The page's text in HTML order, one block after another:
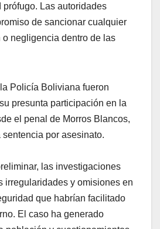
prófugo. Las autoridades
de sancionar cualquier
o negligencia dentro de las
Policía Boliviana fueron
presunta participación en la
el penal de Morros Blancos,
por asesinato.
las investigaciones
irregularidades y omisiones en
que habrían facilitado
El caso ha generado